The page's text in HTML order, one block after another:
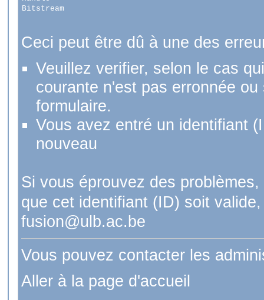
Bitstream
Ceci peut être dû à une des
Veuillez verifier, selon le cas
courante n'est pas erronnée
formulaire.
Vous avez entré un identifiant
nouveau
Si vous éprouvez des
que cet identifiant (ID) soit
fusion@ulb.ac.be
Vous pouvez contacter les
Aller à la page d'accueil